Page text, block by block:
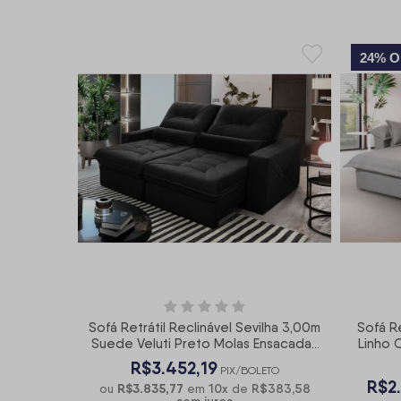
Sofá Retrátil Reclinável Sevilha 3,00m
Suede Veluti Preto Molas Ensacadas
- King House
R$3.452,19 PIX/BOLETO
ou R$3.835,77 em 10x de R$383,58
24%
Sofá
Linho